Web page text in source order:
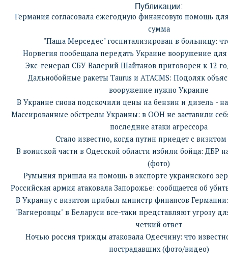
Публикации:
Германия согласовала ежегодную финансовую помощь
сумма
"Паша Мерседес" госпитализирован в больницу:
Норвегия пообещала передать Украине вооружение
Экс-генерал СБУ Валерий Шайтанов приговорен к 12
Дальнобойные ракеты Taurus и АTACMS: Подоляк
вооружение нужно Украине
В Украине снова подскочили цены на бензин и дизель -
Массированные обстрелы Украины: в ООН не заставили
последние атаки агрессора
Стало известно, когда путин приедет с
В воинской части в Одесской области избили бойца: ДБР
(фото)
Румыния пришла на помощь в экспорте украинского
Российская армия атаковала Запорожье: сообщается об
В Украину с визитом прибыл министр финансов
"Вагнеровцы" в Беларуси все-таки представляют угрозу
четкий ответ
Ночью россия трижды атаковала Одесчину: что
пострадавших (фото/видео)